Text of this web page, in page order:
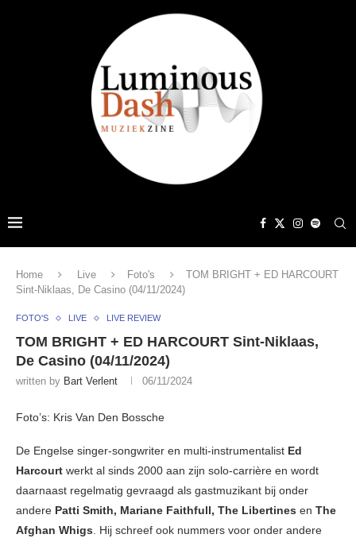
Home Live Foto's
TOM BRIGHT + ED HARCOURT
Sint-Niklaas, De Casino (04/11/2024)
FOTO'S LIVE LIVE REVIEW
TOM BRIGHT + ED HARCOURT Sint-Niklaas,
De Casino (04/11/2024)
written by Bart Verlent 06/11/2024
Foto’s: Kris Van Den Bossche
De Engelse singer-songwriter en multi-instrumentalist Ed
Harcourt werkt al sinds 2000 aan zijn solo-carrière en wordt
daarnaast regelmatig gevraagd als gastmuzikant bij onder
andere Patti Smith, Mariane Faithfull, The Libertines en The
Afghan Whigs. Hij schreef ook nummers voor onder andere